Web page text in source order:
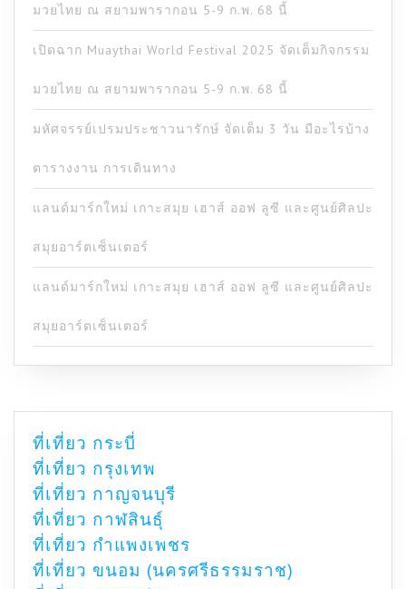
มวยไทย ณ สยามพารากอน 5-9 ก.พ. 68 นี้
เปิดฉาก Muaythai World Festival 2025 จัดเต็มกิจกรรม
มวยไทย ณ สยามพารากอน 5-9 ก.พ. 68 นี้
มหัศจรรย์เปรมประชาวนารักษ์ จัดเต็ม 3 วัน มีอะไรบ้าง
ตารางงาน การเดินทาง
แลนด์มาร์กใหม่ เกาะสมุย เฮาส์ ออฟ ลูซี และศูนย์ศิลปะ
สมุยอาร์ตเซ็นเตอร์
แลนด์มาร์กใหม่ เกาะสมุย เฮาส์ ออฟ ลูซี และศูนย์ศิลปะ
สมุยอาร์ตเซ็นเตอร์
ที่เที่ยว กระบี่
ที่เที่ยว กรุงเทพ
ที่เที่ยว กาญจนบุรี
ที่เที่ยว กาฬสินธุ์
ที่เที่ยว กำแพงเพชร
ที่เที่ยว ขนอม (นครศรีธรรมราช)